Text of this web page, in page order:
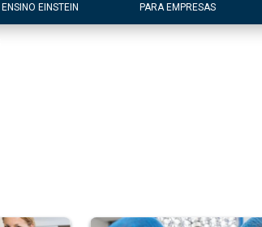
ENSINO EINSTEIN PARA EMPRESAS